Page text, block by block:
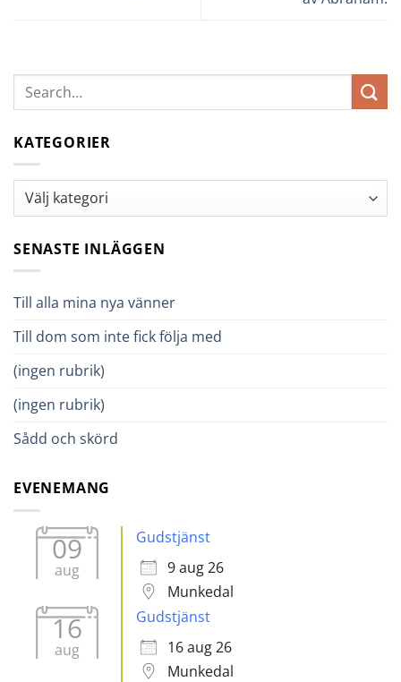
KATEGORIER
Kategorier
SENASTE INLÄGGEN
Till alla mina nya vänner
Till dom som inte fick följa med
(ingen rubrik)
(ingen rubrik)
Sådd och skörd
EVENEMANG
09
aug
Gudstjänst
9 aug 26
Munkedal
16
aug
Gudstjänst
16 aug 26
Munkedal